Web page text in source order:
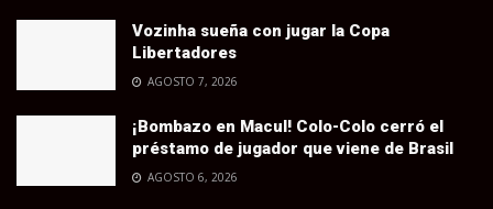
Vozinha sueña con jugar la Copa
Libertadores
AGOSTO 7, 2026
¡Bombazo en Macul! Colo-Colo cerró el
préstamo de jugador que viene de Brasil
AGOSTO 6, 2026